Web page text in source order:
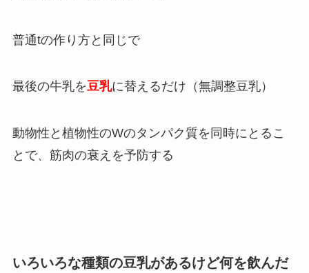
普通tの作り方と同じで
最後の牛乳を豆乳に替えるだけ（無調整豆乳）
動物性と植物性のWのタンパク質を同時にとるこ
とで、筋肉の衰えを予防する
いろいろな種類の豆乳があるけど何を飲んだ